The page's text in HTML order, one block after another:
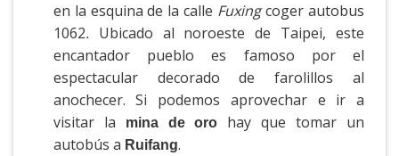
en la esquina de la calle Fuxingcoger autobus
1062. Ubicado al noroeste de Taipei, este
encantador pueblo es famoso por el
espectacular decorado de farolillos al
anochecer. Si podemos aprovechar e ir a
visitar la
mina de oro
hay que tomar un
autobús a Ruifang.